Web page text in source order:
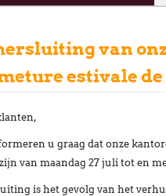
van
estivale
u graag dat onze
vanmaandag 27 juli tot en
is het gevolg van het